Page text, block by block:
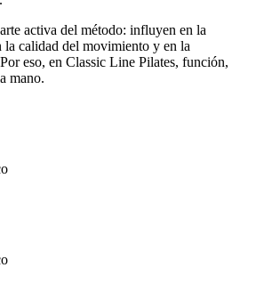
activa del método: influyen en la
la calidad del movimiento y en la
eso, en Classic Line Pilates, función,
mano.